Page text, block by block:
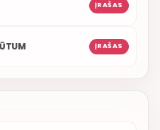
ĮRAŠAS
ĮRAŠAS